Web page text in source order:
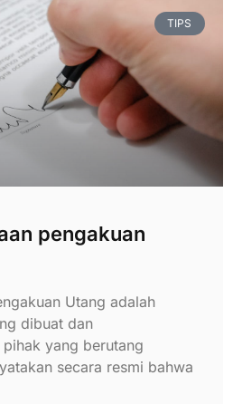
TIPS
pengakuan
Utang adalah
dibuat dan
yang berutang
secara resmi bahwa